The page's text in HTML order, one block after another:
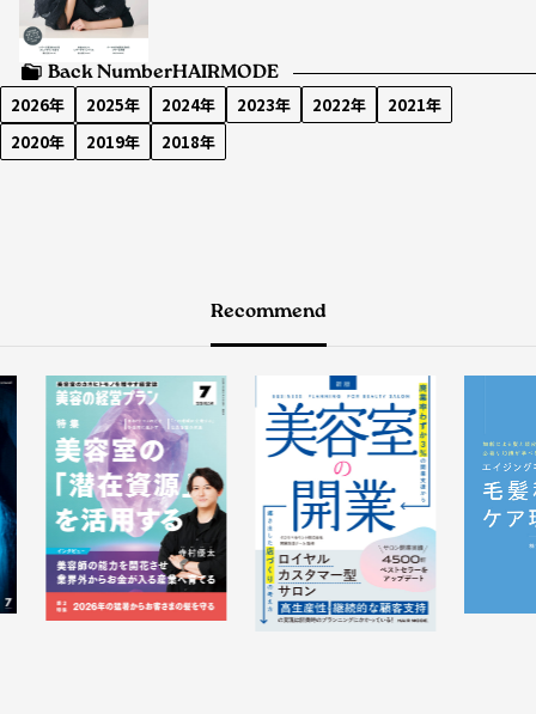
Back NumberHAIRMODE
2026年 2025年 2024年 2023年 2022年
2021年
2020年
2019年 2018年
Recommend